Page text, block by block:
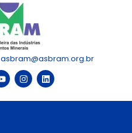
asbram@asbram.org.br